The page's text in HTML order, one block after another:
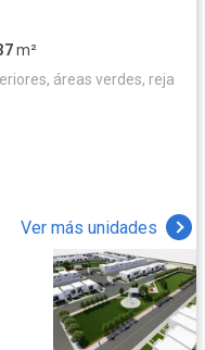
m²
áreas verdes, reja
Ver más unidades